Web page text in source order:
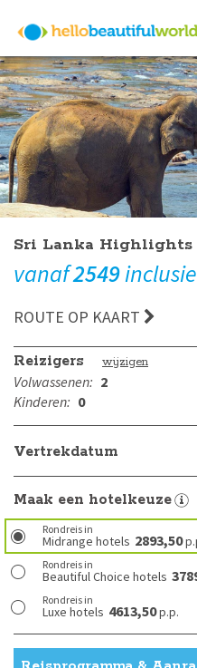
Sri Lanka Highlights
vanaf2549
ROUTE OP KAART
Reizigers wijzigen
Volwassenen: 2
Kinderen: 0
Vertrekdatum
Maak een hotelkeuze
Rondreis in
Midrange hotels 2893,50
Rondreis in
Beautiful Choice hotels
Rondreis in
Luxe hotels 4613,50p.p.